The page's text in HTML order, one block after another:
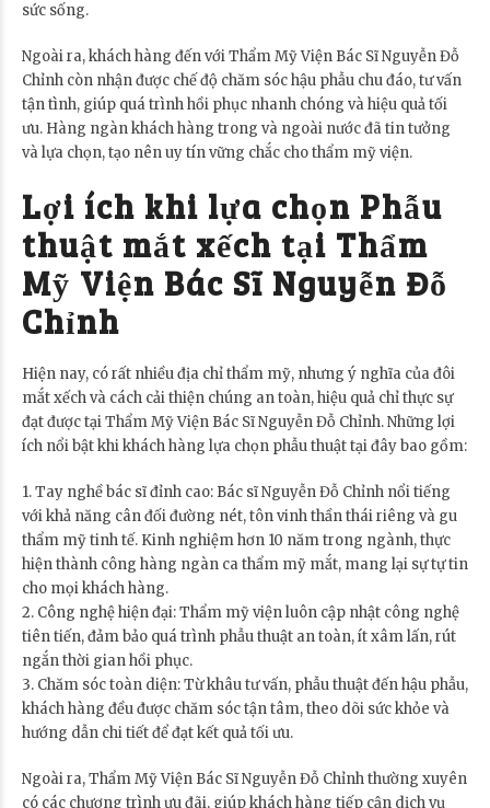
sức sống.
Ngoài ra, khách hàng đến với Thẩm Mỹ Viện Bác Sĩ Nguyễn Đỗ
Chỉnh còn nhận được chế độ chăm sóc hậu phẫu chu đáo, tư vấn
tận tình, giúp quá trình hồi phục nhanh chóng và hiệu quả tối
ưu. Hàng ngàn khách hàng trong và ngoài nước đã tin tưởng
và lựa chọn, tạo nên uy tín vững chắc cho thẩm mỹ viện.
Lợi ích khi lựa chọn Phẫu
thuật mắt xếch tại Thẩm
Mỹ Viện Bác Sĩ Nguyễn Đỗ
Chỉnh
Hiện nay, có rất nhiều địa chỉ thẩm mỹ, nhưng ý nghĩa của đôi
mắt xếch và cách cải thiện chúng an toàn, hiệu quả chỉ thực sự
đạt được tại Thẩm Mỹ Viện Bác Sĩ Nguyễn Đỗ Chỉnh. Những lợi
ích nổi bật khi khách hàng lựa chọn phẫu thuật tại đây bao gồm:
1. Tay nghề bác sĩ đỉnh cao: Bác sĩ Nguyễn Đỗ Chỉnh nổi tiếng
với khả năng cân đối đường nét, tôn vinh thần thái riêng và gu
thẩm mỹ tinh tế. Kinh nghiệm hơn 10 năm trong ngành, thực
hiện thành công hàng ngàn ca thẩm mỹ mắt, mang lại sự tự tin
cho mọi khách hàng.
2. Công nghệ hiện đại: Thẩm mỹ viện luôn cập nhật công nghệ
tiên tiến, đảm bảo quá trình phẫu thuật an toàn, ít xâm lấn, rút
ngắn thời gian hồi phục.
3. Chăm sóc toàn diện: Từ khâu tư vấn, phẫu thuật đến hậu phẫu,
khách hàng đều được chăm sóc tận tâm, theo dõi sức khỏe và
hướng dẫn chi tiết để đạt kết quả tối ưu.
Ngoài ra, Thẩm Mỹ Viện Bác Sĩ Nguyễn Đỗ Chỉnh thường xuyên
có các chương trình ưu đãi, giúp khách hàng tiếp cận dịch vụ